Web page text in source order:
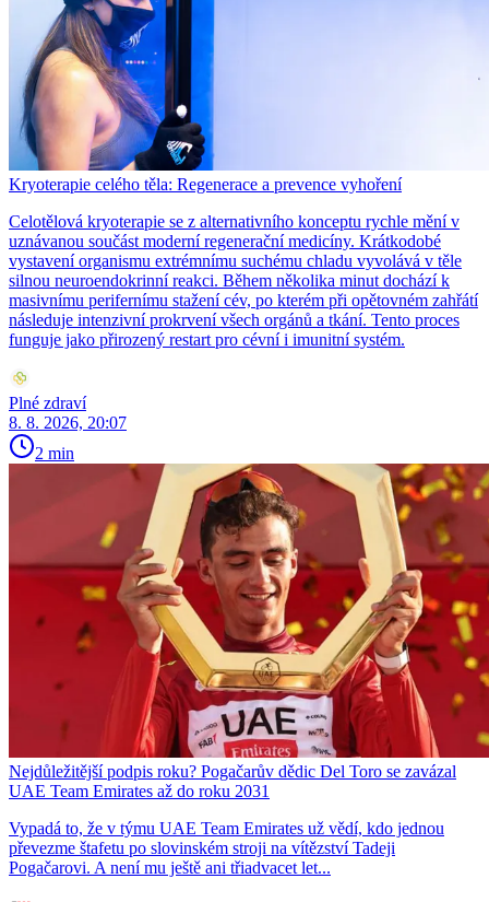
Kryoterapie celého těla: Regenerace a prevence vyhoření
Celotělová kryoterapie se z alternativního konceptu rychle mění v
uznávanou součást moderní regenerační medicíny. Krátkodobé
vystavení organismu extrémnímu suchému chladu vyvolává v těle
silnou neuroendokrinní reakci. Během několika minut dochází k
masivnímu perifernímu stažení cév, po kterém při opětovném zahřátí
následuje intenzivní prokrvení všech orgánů a tkání. Tento proces
funguje jako přirozený restart pro cévní i imunitní systém.
Plné zdraví
8. 8. 2026, 20:07
2 min
Nejdůležitější podpis roku? Pogačarův dědic Del Toro se zavázal
UAE Team Emirates až do roku 2031
Vypadá to, že v týmu UAE Team Emirates už vědí, kdo jednou
převezme štafetu po slovinském stroji na vítězství Tadeji
Pogačarovi. A není mu ještě ani třiadvacet let...